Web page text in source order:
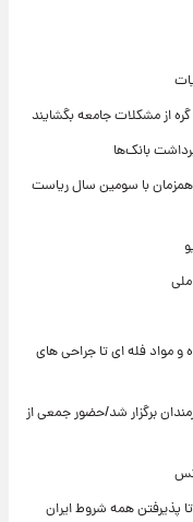
از مشکلات جامعه بگشایند
بانک‌ها
همزمان با سومین سال ریاست
و مواد فله ای تا جراحی های
برگزار شد/حضور جمعی از
پذیرفتن همه شروط ایران